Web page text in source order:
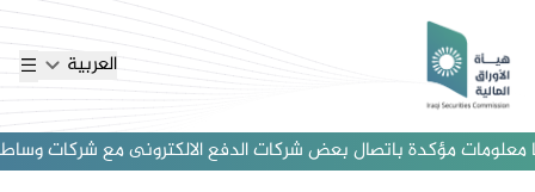
العربية
معلومات مؤكدة باتصال بعض شركات الدفع الالكترونى مع شركات وساطة